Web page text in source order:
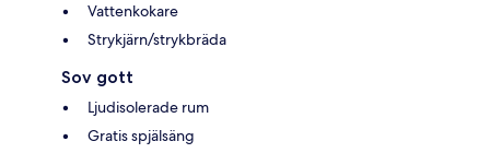
Vattenkokare
Strykjärn/strykbräda
Sov gott
Ljudisolerade rum
Gratis spjälsäng